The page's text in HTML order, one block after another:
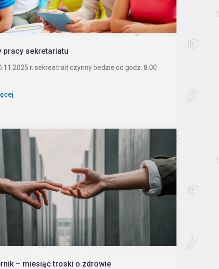
pracy sekretariatu
r. sekreatrait czynny bedzie od godz. 8.00
– miesiąc troski o zdrowie